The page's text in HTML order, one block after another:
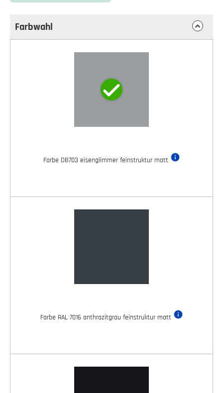
Farbwahl
Farbe DB703 eisenglimmer feinstruktur matt
Farbe RAL 7016 anthrazitgrau feinstruktur matt